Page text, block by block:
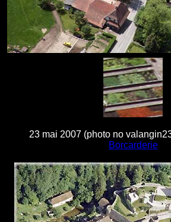
23 mai 2007 (photo no
Borcarderie